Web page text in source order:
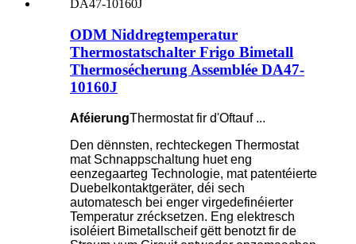
ODM Niddregtemperatur
Thermostatschalter Frigo Bimetall
Thermosécherung Assemblée DA47-
10160J
AféierungThermostat fir d'Oftauf ...
Den dënnsten, rechteckegen Thermostat
mat Schnappschaltung huet eng
eenzegaarteg Technologie, mat patentéierte
Duebelkontaktgeräter, déi sech
automatesch bei enger virgedefinéierter
Temperatur zrécksetzen. Eng elektresch
isoléiert Bimetallscheif gëtt benotzt fir de